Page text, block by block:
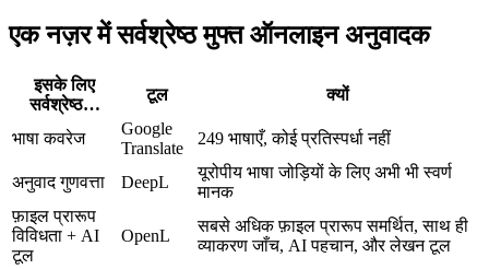
एक नज़र में सर्वश्रेष्ठ मुफ्त ऑनलाइन अनुवादक
इसके लिए
सर्वश्रेष्ठ…
टूल क्यों
भाषा कवरेज
Google
Translate
249 भाषाएँ, कोई प्रतिस्पर्धा नहीं
अनुवाद गुणवत्ता DeepL
यूरोपीय भाषा जोड़ियों के लिए अभी भी स्वर्ण
मानक
फ़ाइल प्रारूप
विविधता + AI
टूल
OpenL
सबसे अधिक फ़ाइल प्रारूप समर्थित, साथ ही
व्याकरण जाँच, AI पहचान, और लेखन टूल